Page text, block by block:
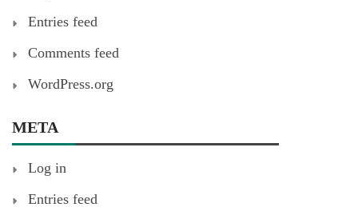
Entries feed
Comments feed
WordPress.org
META
Log in
Entries feed